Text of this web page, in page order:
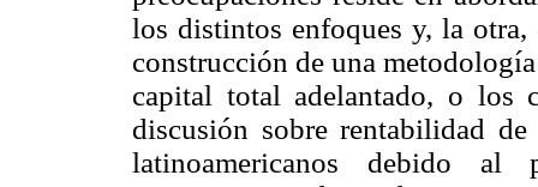
los distintos enfoques y, la
construcción de una
capital total adelantado, o los
discusión sobre rentabilidad
latinoamericanos debido